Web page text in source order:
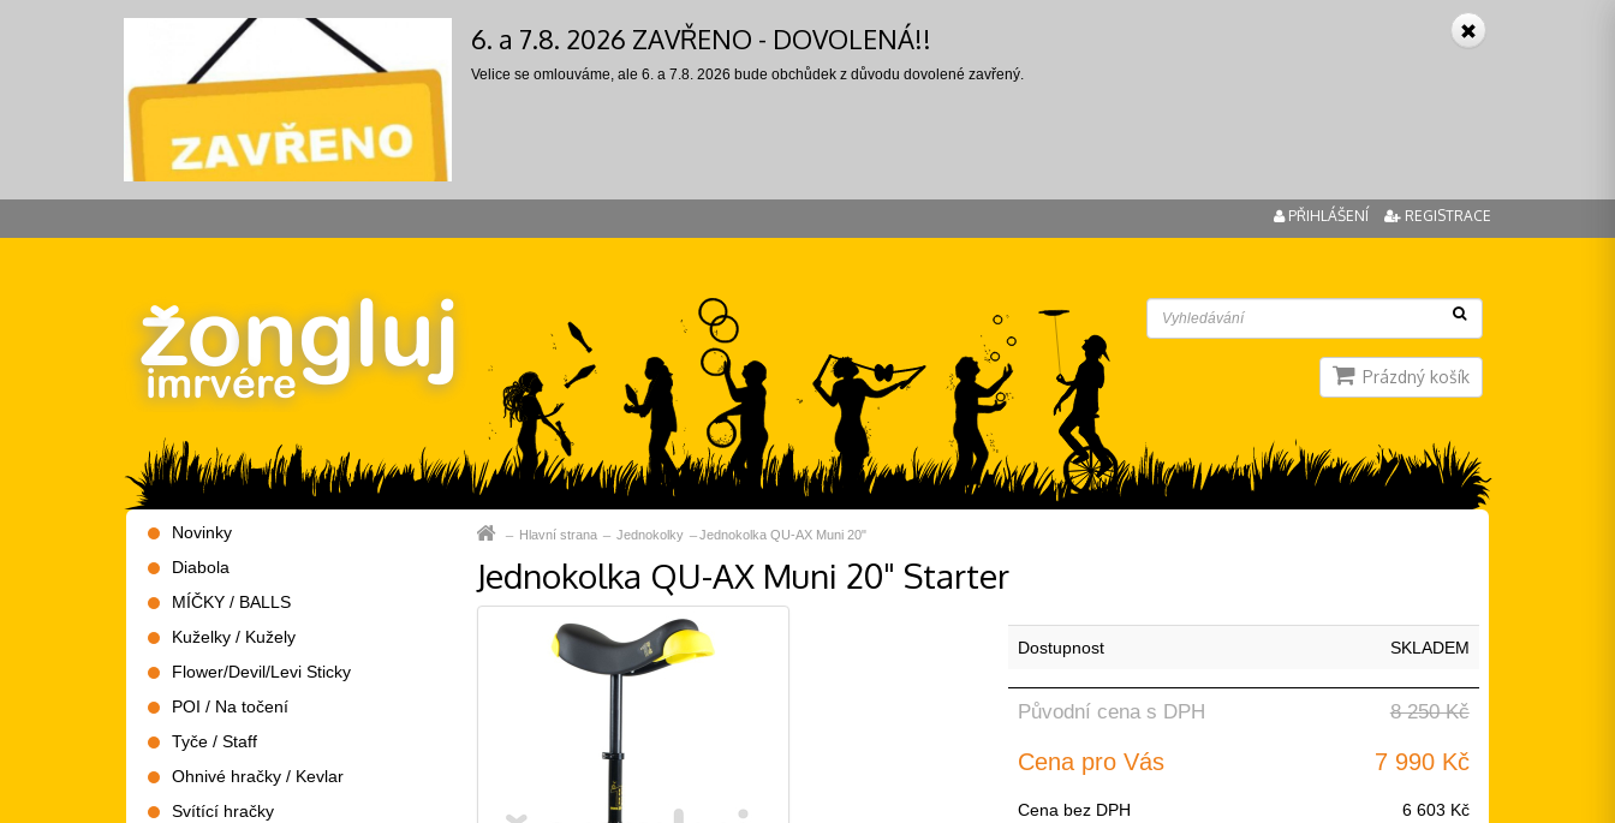
6. a 7.8. 2026 ZAVŘENO - DOVOLENÁ!!
Velice se omlouváme, ale 6. a 7.8. 2026 bude obchůdek z důvodu dovolené zavřený.
PŘIHLÁŠENÍ REGISTRACE
Prázdný košík
Hlavní strana Jednokolky Jednokolka QU-AX Muni 20"
Jednokolka QU-AX Muni 20" Starter
Dostupnost SKLADEM
Původní cena s DPH 8 250 Kč
Cena pro Vás 7 990 Kč
Cena bez DPH 6 603 Kč
Novinky
Diabola
MÍČKY / BALLS
Kuželky / Kužely
Flower/Devil/Levi Sticky
POI / Na točení
Tyče / Staff
Ohnivé hračky / Kevlar
Svítící hračky